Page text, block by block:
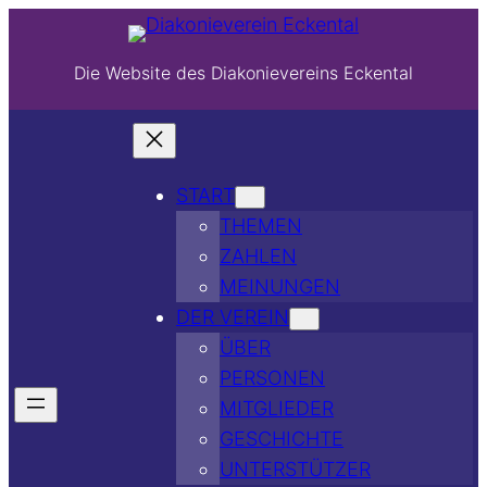
Die Website des Diakonievereins Eckental
START
THEMEN
ZAHLEN
MEINUNGEN
DER VEREIN
ÜBER
PERSONEN
MITGLIEDER
GESCHICHTE
UNTERSTÜTZER